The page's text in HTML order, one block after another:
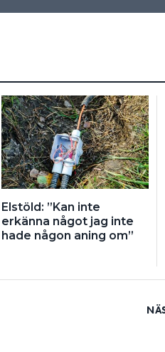
Elstöld: ”Kan inte
erkänna något jag inte
hade någon aning om”